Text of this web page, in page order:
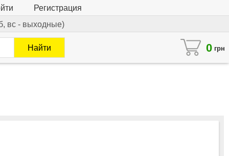
Регистрация
вс - выходные)
0 грн
Найти